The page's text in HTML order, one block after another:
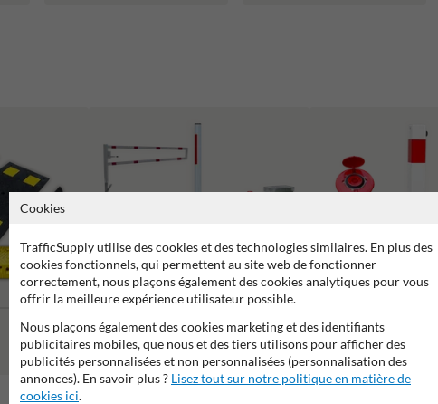
Barrières Levantes et Tournantes pour
Parkings et Aménagements Routiers
Poteaux de parking
Cookies
TrafficSupply utilise des cookies et des technologies similaires. En plus des
cookies fonctionnels, qui permettent au site web de fonctionner
correctement, nous plaçons également des cookies analytiques pour vous
offrir la meilleure expérience utilisateur possible.
Nous plaçons également des cookies marketing et des identifiants
publicitaires mobiles, que nous et des tiers utilisons pour afficher des
publicités personnalisées et non personnalisées (personnalisation des
annonces). En savoir plus ? Lisez tout sur notre politique en matière de
cookies ici.